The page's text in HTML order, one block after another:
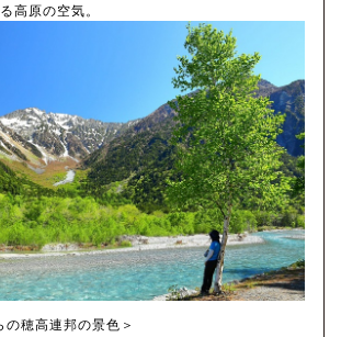
高原の空気。
の穂高連邦の景色＞